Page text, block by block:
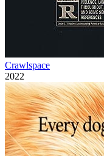
Crawlspace
2022